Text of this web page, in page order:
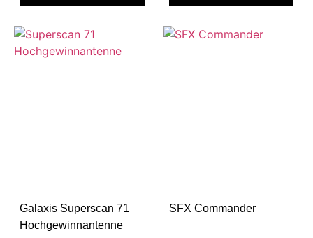
Galaxis Superscan 71
Hochgewinnantenne
SFX Commander